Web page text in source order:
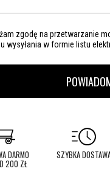
zgodę na przetwarzanie
wysyłania w formie listu
DARMO
200 ZŁ
SZYBKA